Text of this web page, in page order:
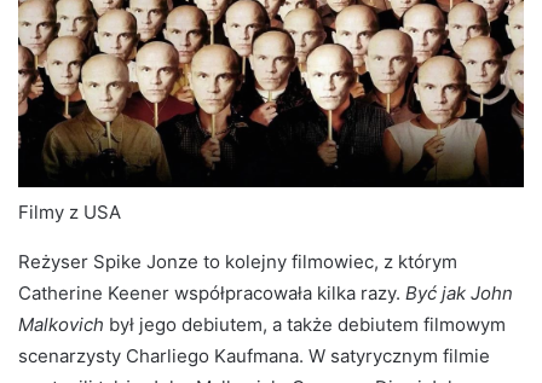
Filmy z USA
Reżyser Spike Jonze to kolejny filmowiec, z którym
Catherine Keener współpracowała kilka razy. Być jak John
Malkovich był jego debiutem, a także debiutem filmowym
scenarzysty Charliego Kaufmana. W satyrycznym filmie